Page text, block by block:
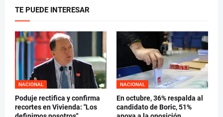
TE PUEDE INTERESAR
NACIONAL
Poduje rectifica y confirma
recortes en Vivienda: "Los
NACIONAL
En octubre, 36% respalda al
candidato de Boric, 51%